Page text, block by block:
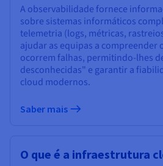
A observabilidade fornece
sobre sistemas informáticos
telemetria (logs, métricas,
ajudar as equipas a compreender
ocorrem falhas, permitindo-lhes
desconhecidas" e garantir a
cloud modernos.
Saber mais
O que é a infraestrutura